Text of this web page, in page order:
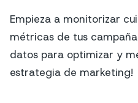
Empieza a monitorizar
métricas de tus
datos para optimizar y
estrategia de marketing!